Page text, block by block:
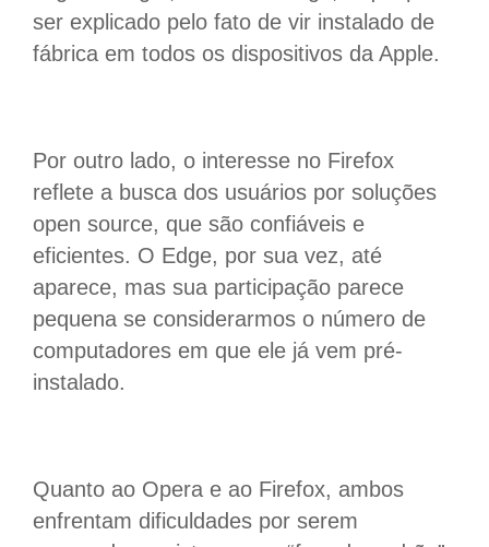
ser explicado pelo fato de vir instalado de
fábrica em todos os dispositivos da Apple.
Por outro lado, o interesse no Firefox
reflete a busca dos usuários por soluções
open source, que são confiáveis e
eficientes. O Edge, por sua vez, até
aparece, mas sua participação parece
pequena se considerarmos o número de
computadores em que ele já vem pré-
instalado.
Quanto ao Opera e ao Firefox, ambos
enfrentam dificuldades por serem